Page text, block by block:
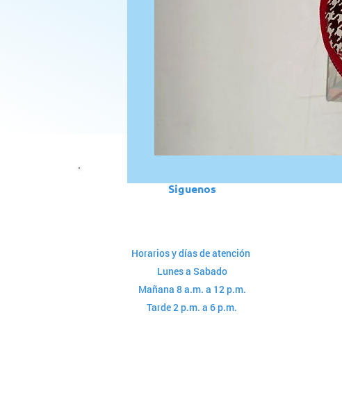
Siguenos
Horarios y días de atención
Lunes a Sabado
Mañana 8 a.m. a 12 p.m.
Tarde 2 p.m. a 6 p.m.